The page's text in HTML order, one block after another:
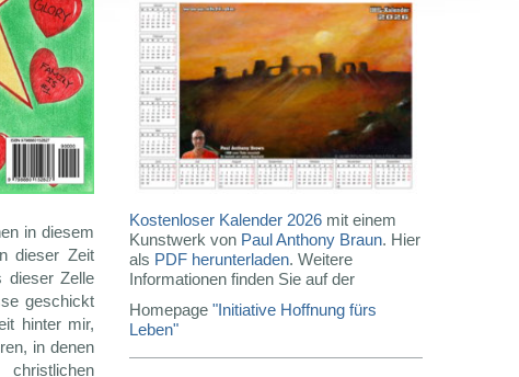
in diesem
dieser Zeit
dieser Zelle
geschickt
hinter mir,
in denen
Kostenloser Kalender 2026 mit einem
Kunstwerk von Paul Anthony Braun. Hier
als PDF herunterladen. Weitere
Informationen finden Sie auf der
Homepage "Initiative Hoffnung fürs
Leben"